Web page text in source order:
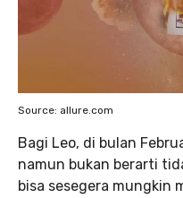
Source: allure.com
Bagi Leo, di bulan
namun bukan berarti
bisa sesegera mungkin